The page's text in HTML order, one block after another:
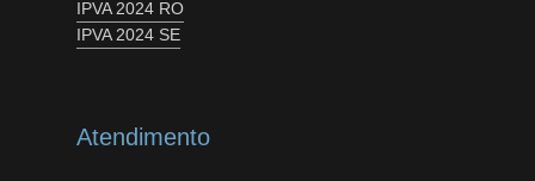
IPVA 2024 RO
IPVA 2024 SE
Atendimento